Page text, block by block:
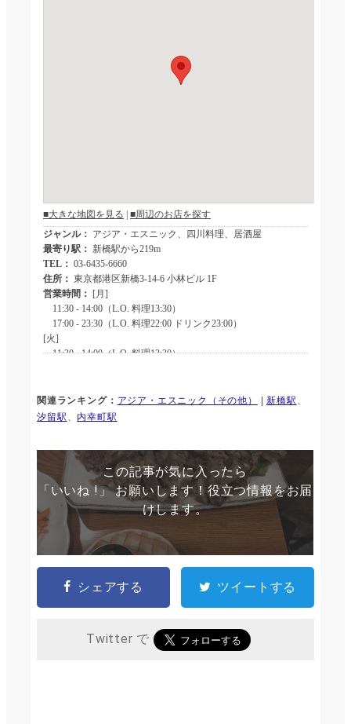
関連ランキング： アジア・エスニック（その他） |新橋駅 、
汐留駅 、 内幸町駅
この記事が気に入ったら
「いいね !」 お願いします！役立つ情報をお届
けします。
シェアする ツイートする
Twitter で